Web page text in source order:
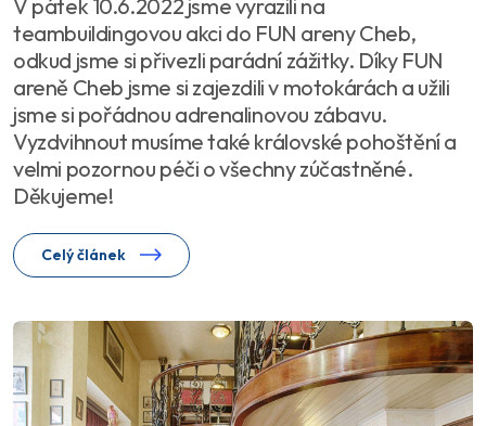
V pátek 10.6.2022 jsme vyrazili na
teambuildingovou akci do FUN areny Cheb,
odkud jsme si přivezli parádní zážitky. Díky FUN
areně Cheb jsme si zajezdili v motokárách a užili
jsme si pořádnou adrenalinovou zábavu.
Vyzdvihnout musíme také královské pohoštění a
velmi pozornou péči o všechny zúčastněné.
Děkujeme!
Celý článek